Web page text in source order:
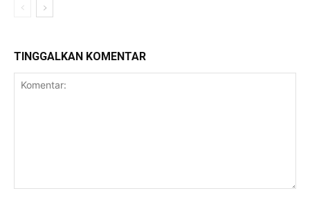
TINGGALKAN KOMENTAR